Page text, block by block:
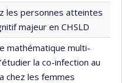
les personnes atteintes
majeur en CHSLD
mathématique multi-
la co-infection au
chez les femmes